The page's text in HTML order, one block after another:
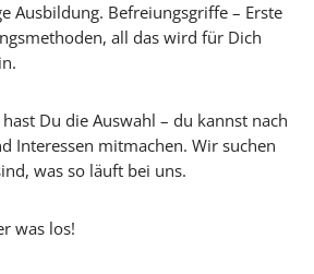
Ausbildung. Befreiungsgriffe – Erste
all das wird für Dich
Du die Auswahl – du kannst nach
Interessen mitmachen. Wir suchen
was so läuft bei uns.
was los!